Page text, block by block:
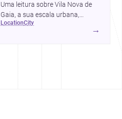
Uma leitura sobre Vila Nova de
Gaia, a sua escala urbana,
património arquitectónico e
location city
→